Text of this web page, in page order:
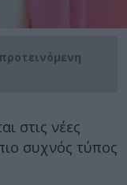
στις νέες
συχνός τύπος